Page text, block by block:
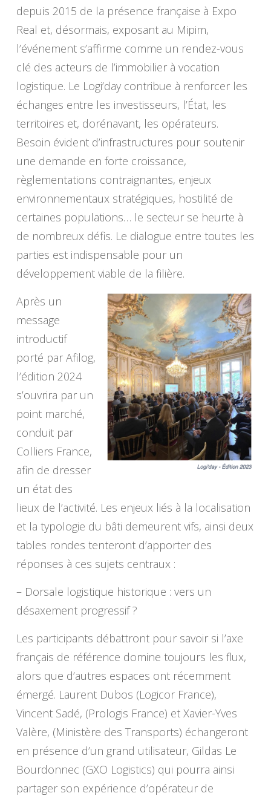
depuis 2015 de la présence française à Expo
Real et, désormais, exposant au Mipim,
l’événement s’affirme comme un rendez-vous
clé des acteurs de l’immobilier à vocation
logistique. Le Logi’day contribue à renforcer les
échanges entre les investisseurs, l’État, les
territoires et, dorénavant, les opérateurs.
Besoin évident d’infrastructures pour soutenir
une demande en forte croissance,
règlementations contraignantes, enjeux
environnementaux stratégiques, hostilité de
certaines populations… le secteur se heurte à
de nombreux défis. Le dialogue entre toutes les
parties est indispensable pour un
développement viable de la filière.
Après un
message
introductif
porté par Afilog,
l’édition 2024
s’ouvrira par un
point marché,
conduit par
Colliers France,
afin de dresser
un état des
lieux de l’activité. Les enjeux liés à la localisation
et la typologie du bâti demeurent vifs, ainsi deux
tables rondes tenteront d’apporter des
réponses à ces sujets centraux :
– Dorsale logistique historique : vers un
désaxement progressif ?
Les participants débattront pour savoir si l’axe
français de référence domine toujours les flux,
alors que d’autres espaces ont récemment
émergé. Laurent Dubos (Logicor France),
Vincent Sadé, (Prologis France) et Xavier-Yves
Valère, (Ministère des Transports) échangeront
en présence d’un grand utilisateur, Gildas Le
Bourdonnec (GXO Logistics) qui pourra ainsi
partager son expérience d’opérateur de